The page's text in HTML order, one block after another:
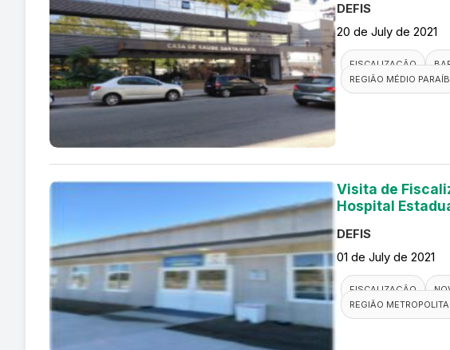
DEFIS
20 de July de 2021
FISCALIZAÇÃO
REGIÃO MÉDIO
Visita de
Hospital
DEFIS
01 de July de 2021
FISCALIZAÇÃO
REGIÃO